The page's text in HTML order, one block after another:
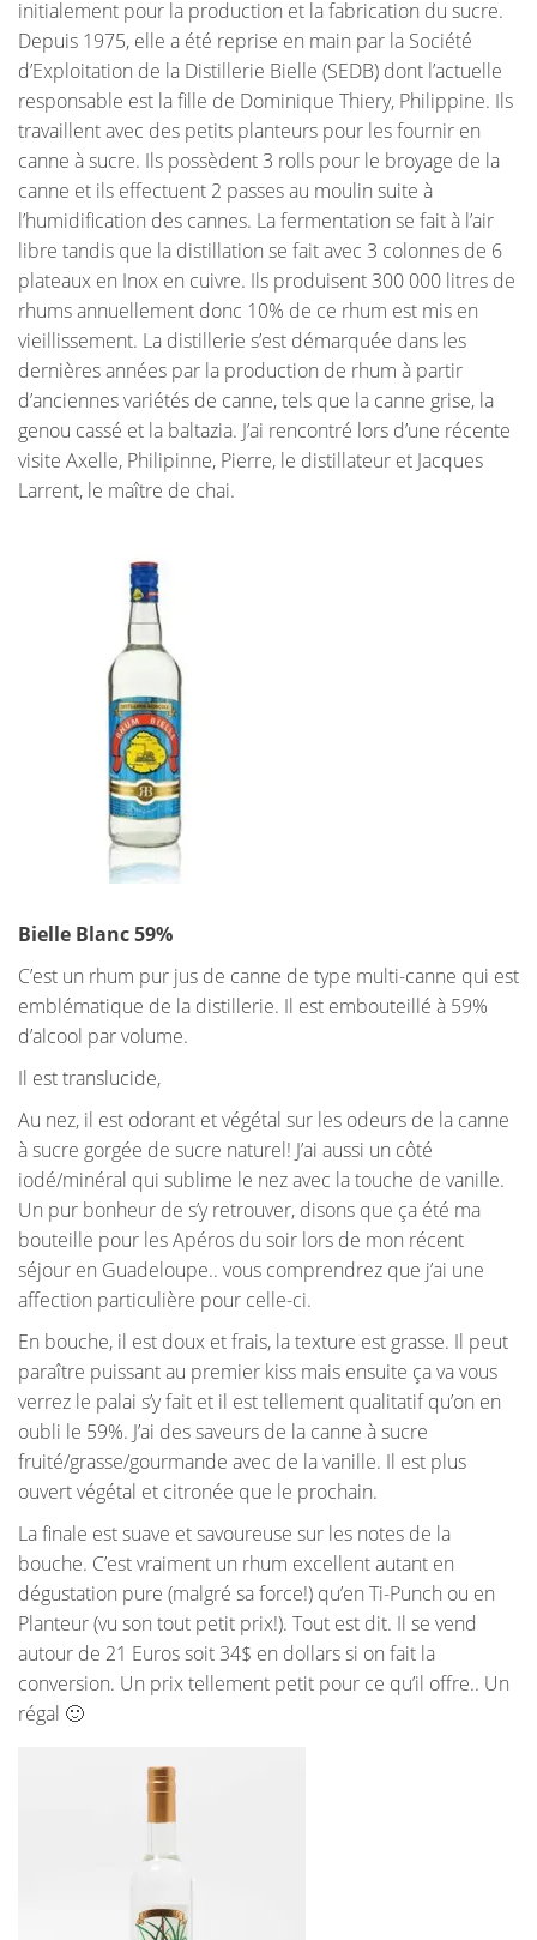
initialement pour la production et la fabrication du sucre.
Depuis 1975, elle a été reprise en main par la Société
d’Exploitation de la Distillerie Bielle (SEDB) dont l’actuelle
responsable est la fille de Dominique Thiery, Philippine. Ils
travaillent avec des petits planteurs pour les fournir en
canne à sucre. Ils possèdent 3 rolls pour le broyage de la
canne et ils effectuent 2 passes au moulin suite à
l’humidification des cannes. La fermentation se fait à l’air
libre tandis que la distillation se fait avec 3 colonnes de 6
plateaux en Inox en cuivre. Ils produisent 300 000 litres de
rhums annuellement donc 10% de ce rhum est mis en
vieillissement. La distillerie s’est démarquée dans les
dernières années par la production de rhum à partir
d’anciennes variétés de canne, tels que la canne grise, la
genou cassé et la baltazia. J’ai rencontré lors d’une récente
visite Axelle, Philipinne, Pierre, le distillateur et Jacques
Larrent, le maître de chai.
Bielle Blanc 59%
C’est un rhum pur jus de canne de type multi-canne qui est
emblématique de la distillerie. Il est embouteillé à 59%
d’alcool par volume.
Il est translucide,
Au nez, il est odorant et végétal sur les odeurs de la canne
à sucre gorgée de sucre naturel! J’ai aussi un côté
iodé/minéral qui sublime le nez avec la touche de vanille.
Un pur bonheur de s’y retrouver, disons que ça été ma
bouteille pour les Apéros du soir lors de mon récent
séjour en Guadeloupe.. vous comprendrez que j’ai une
affection particulière pour celle-ci.
En bouche, il est doux et frais, la texture est grasse. Il peut
paraître puissant au premier kiss mais ensuite ça va vous
verrez le palai s’y fait et il est tellement qualitatif qu’on en
oubli le 59%. J’ai des saveurs de la canne à sucre
fruité/grasse/gourmande avec de la vanille. Il est plus
ouvert végétal et citronée que le prochain.
La finale est suave et savoureuse sur les notes de la
bouche. C’est vraiment un rhum excellent autant en
dégustation pure (malgré sa force!) qu’en Ti-Punch ou en
Planteur (vu son tout petit prix!). Tout est dit. Il se vend
autour de 21 Euros soit 34$ en dollars si on fait la
conversion. Un prix tellement petit pour ce qu’il offre.. Un
régal 🙂